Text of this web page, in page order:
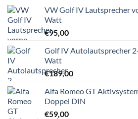
VW Golf IV Lautsprecher
Watt
€95,00
Golf IV Autolautsprecher
Watt
€189,00
Alfa Romeo GT
Doppel DIN
€59,00